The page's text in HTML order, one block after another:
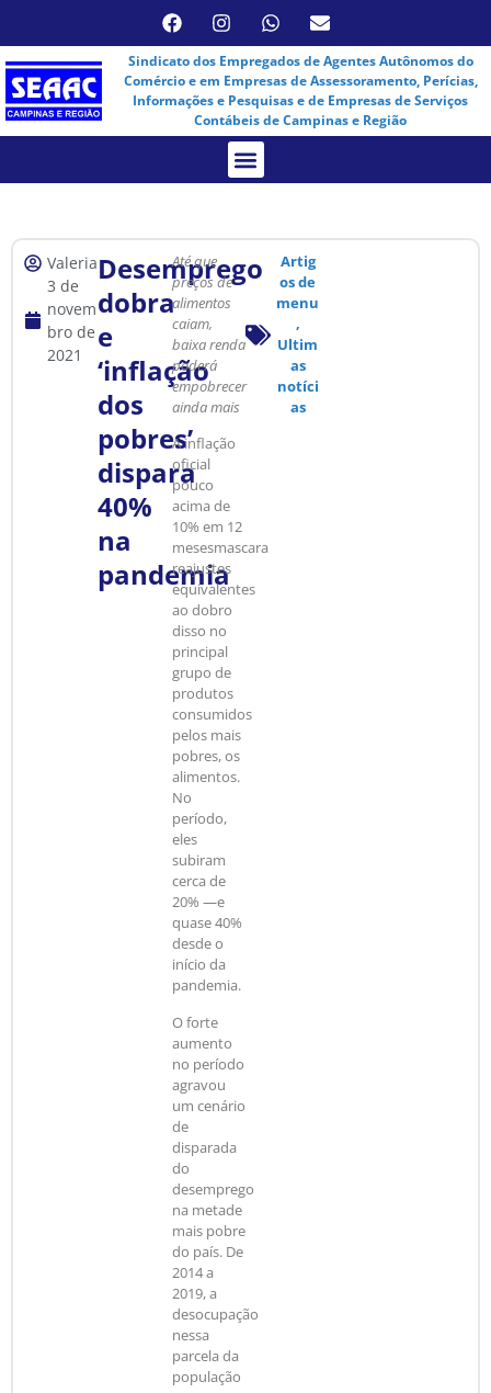
Sindicato dos Empregados de Agentes Autônomos do
Comércio e em Empresas de Assessoramento, Perícias,
Informações e Pesquisas e de Empresas de Serviços
Contábeis de Campinas e Região
Valeria
3 de
novem
bro de
2021
Desemprego
dobra
e
‘inflação
dos
pobres’
dispara
40%
na
pandemia
Até que
preços de
alimentos
caiam,
baixa renda
poderá
empobrecer
ainda mais
A inflação
oficial
pouco
acima de
10% em 12
mesesmascara
reajustes
equivalentes
ao dobro
disso no
principal
grupo de
produtos
consumidos
pelos mais
pobres, os
alimentos.
No
período,
eles
subiram
cerca de
20% —e
quase 40%
desde o
início da
pandemia.
O forte
aumento
no período
agravou
um cenário
de
disparada
do
desemprego
na metade
mais pobre
do país. De
2014 a
2019, a
desocupação
nessa
parcela da
população
Artig
os de
menu
,
Ultim
as
notíci
as